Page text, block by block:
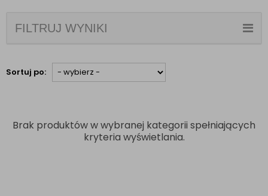
FILTRUJ WYNIKI
Sortuj po:
Brak produktów w wybranej kategorii spełniających
kryteria wyświetlania.